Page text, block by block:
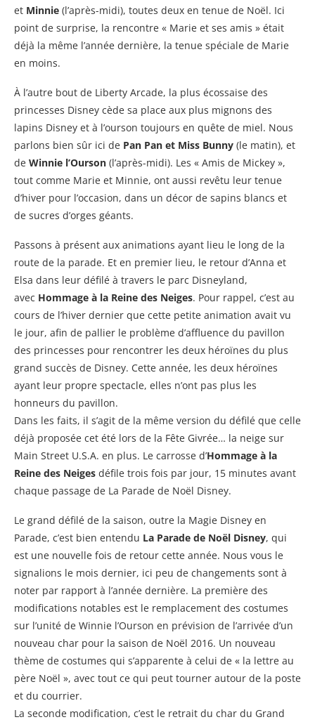
et Minnie (l’après-midi), toutes deux en tenue de Noël. Ici
point de surprise, la rencontre « Marie et ses amis » était
déjà la même l’année dernière, la tenue spéciale de Marie
en moins.
À l’autre bout de Liberty Arcade, la plus écossaise des
princesses Disney cède sa place aux plus mignons des
lapins Disney et à l’ourson toujours en quête de miel. Nous
parlons bien sûr ici de Pan Pan et Miss Bunny (le matin), et
de Winnie l’Ourson (l’après-midi). Les « Amis de Mickey »,
tout comme Marie et Minnie, ont aussi revêtu leur tenue
d’hiver pour l’occasion, dans un décor de sapins blancs et
de sucres d’orges géants.
Passons à présent aux animations ayant lieu le long de la
route de la parade. Et en premier lieu, le retour d’Anna et
Elsa dans leur défilé à travers le parc Disneyland,
avec Hommage à la Reine des Neiges. Pour rappel, c’est au
cours de l’hiver dernier que cette petite animation avait vu
le jour, afin de pallier le problème d’affluence du pavillon
des princesses pour rencontrer les deux héroïnes du plus
grand succès de Disney. Cette année, les deux héroïnes
ayant leur propre spectacle, elles n’ont pas plus les
honneurs du pavillon.
Dans les faits, il s’agit de la même version du défilé que celle
déjà proposée cet été lors de la Fête Givrée… la neige sur
Main Street U.S.A. en plus. Le carrosse d’Hommage à la
Reine des Neiges défile trois fois par jour, 15 minutes avant
chaque passage de La Parade de Noël Disney.
Le grand défilé de la saison, outre la Magie Disney en
Parade, c’est bien entendu La Parade de Noël Disney, qui
est une nouvelle fois de retour cette année. Nous vous le
signalions le mois dernier, ici peu de changements sont à
noter par rapport à l’année dernière. La première des
modifications notables est le remplacement des costumes
sur l’unité de Winnie l’Ourson en prévision de l’arrivée d’un
nouveau char pour la saison de Noël 2016. Un nouveau
thème de costumes qui s’apparente à celui de « la lettre au
père Noël », avec tout ce qui peut tourner autour de la poste
et du courrier.
La seconde modification, c’est le retrait du char du Grand